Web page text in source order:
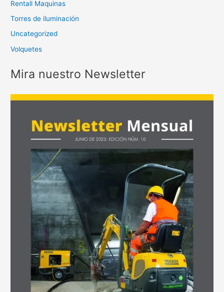
Rentall Maquinas
Torres de iluminación
Uncategorized
Volquetes
Mira nuestro Newsletter